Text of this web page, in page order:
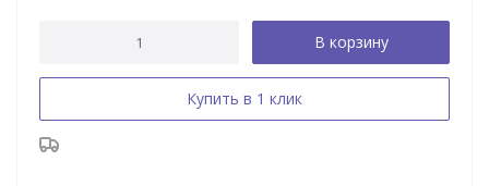
В корзину
Купить в 1 клик